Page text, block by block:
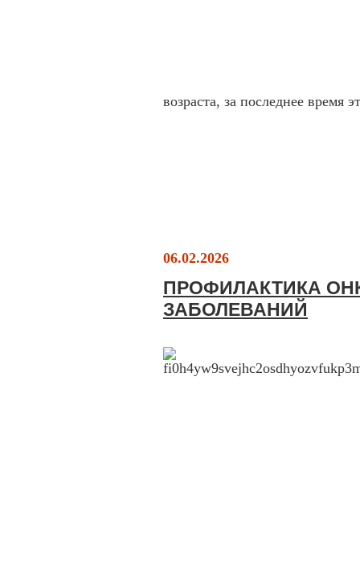
возраста, за последнее время
06.02.2026
ПРОФИЛАКТИКА
ЗАБОЛЕВАНИЙ